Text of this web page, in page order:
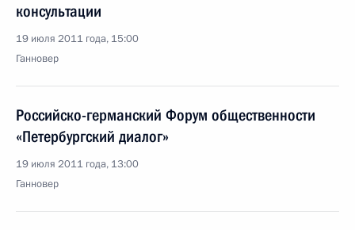
консультации
19 июля 2011 года, 15:00
Ганновер
Российско-германский Форум общественности
«Петербургский диалог»
19 июля 2011 года, 13:00
Ганновер